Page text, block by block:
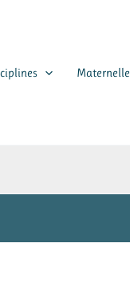
Maternelle